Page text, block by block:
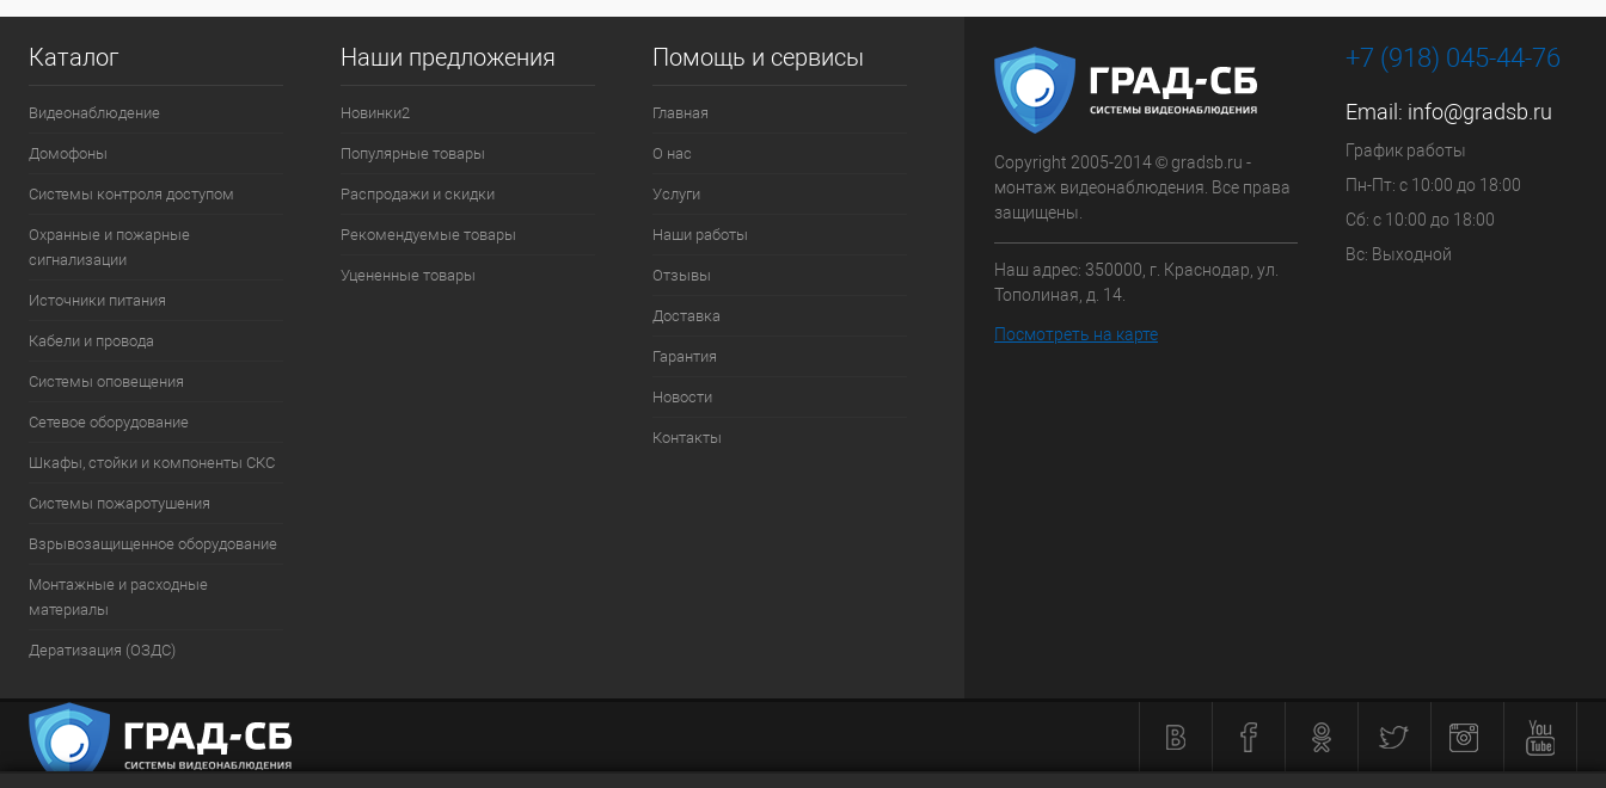
Каталог
Видеонаблюдение
Домофоны
Системы контроля доступом
Охранные и пожарные
сигнализации
Источники питания
Кабели и провода
Системы оповещения
Сетевое оборудование
Шкафы, стойки и компоненты СКС
Системы пожаротушения
Взрывозащищенное оборудование
Монтажные и расходные
материалы
Дератизация (ОЗДС)
Наши предложения
Новинки2
Популярные товары
Распродажи и скидки
Рекомендуемые товары
Уцененные товары
Помощь и сервисы
Главная
О нас
Услуги
Наши работы
Отзывы
Доставка
Гарантия
Новости
Контакты
Copyright 2005-2014 © gradsb.ru -
монтаж видеонаблюдения. Все права
защищены.
Наш адрес: 350000, г. Краснодар, ул.
Тополиная, д. 14.
Посмотреть на карте
+7 (918) 045-44-76
Email: info@gradsb.ru
График работы
Пн-Пт: с 10:00 до 18:00
Сб: с 10:00 до 18:00
Вс: Выходной